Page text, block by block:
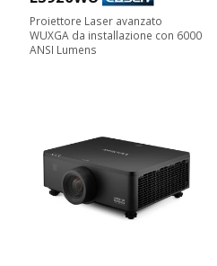
Proiettore Laser avanzato
WUXGA da installazione con 6000
ANSI Lumens